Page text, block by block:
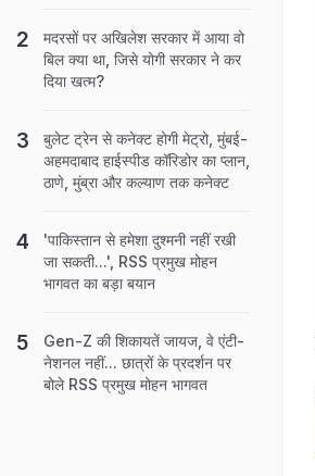
मदरसों पर अखिलेश सरकार में आया वो
बिल क्या था, जिसे योगी सरकार ने कर
दिया खत्म?
बुलेट ट्रेन से कनेक्ट होगी मेट्रो, मुंबई-
अहमदाबाद हाईस्पीड कॉरिडोर का प्लान,
ठाणे, मुंब्रा और कल्याण तक कनेक्ट
'पाकिस्तान से हमेशा दुश्मनी नहीं रखी
जा सकती...', RSS प्रमुख मोहन
भागवत का बड़ा बयान
Gen-Z की शिकायतें जायज, वे एंटी-
नेशनल नहीं... छात्रों के प्रदर्शन पर
बोले RSS प्रमुख मोहन भागवत